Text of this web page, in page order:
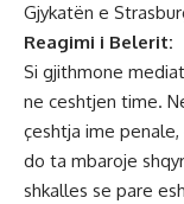
Gjykatën e
Reagimi i Belerit:
Si gjithmone
ne ceshtjen time.
çeshtja ime
do ta mbaroje
shkalles se pare